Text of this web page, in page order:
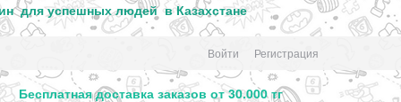
для успешных людей в Казахстане
Войти Регистрация
доставка заказов от 30.000 тг